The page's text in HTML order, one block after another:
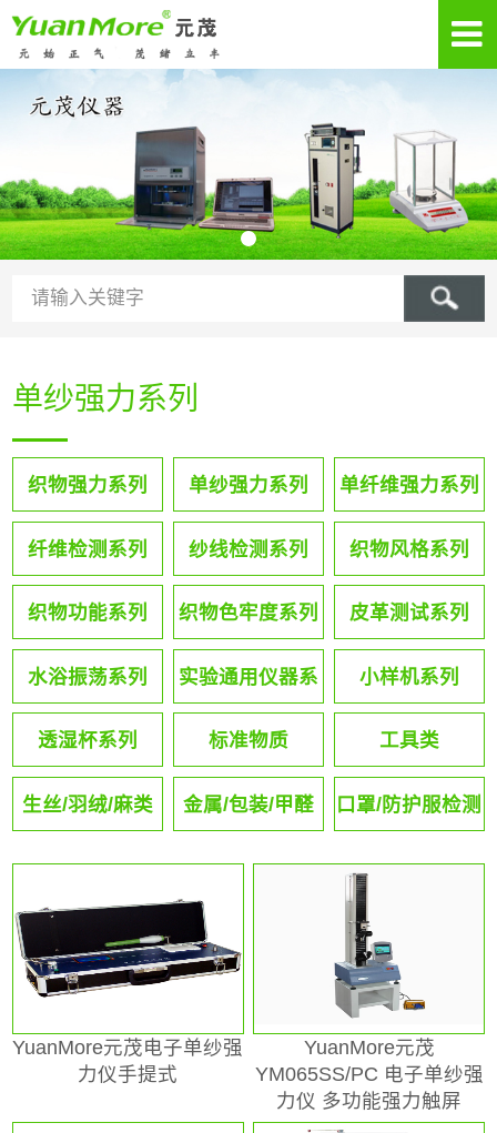
单纱强力系列
织物强力系列 单纱强力系列 单纤维强力系列
纤维检测系列 纱线检测系列 织物风格系列
织物功能系列 织物色牢度系列 皮革测试系列
水浴振荡系列 实验通用仪器系
列
小样机系列
透湿杯系列 标准物质 工具类
生丝/羽绒/麻类
系列
金属/包装/甲醛
系列
口罩/防护服检测
系列
YuanMore元茂电子单纱强
力仪手提式
YuanMore元茂
YM065SS/PC 电子单纱强
力仪 多功能强力触屏